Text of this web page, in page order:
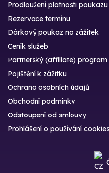
Prodloužení platnosti poukazu
Rezervace termínu
Dárkový poukaz na zážitek
Ceník služeb
Partnerský (affiliate) program
Pojištění k zážitku
Ochrana osobních údajů
Obchodní podmínky
Odstoupení od smlouvy
Prohlášení o používání cookies